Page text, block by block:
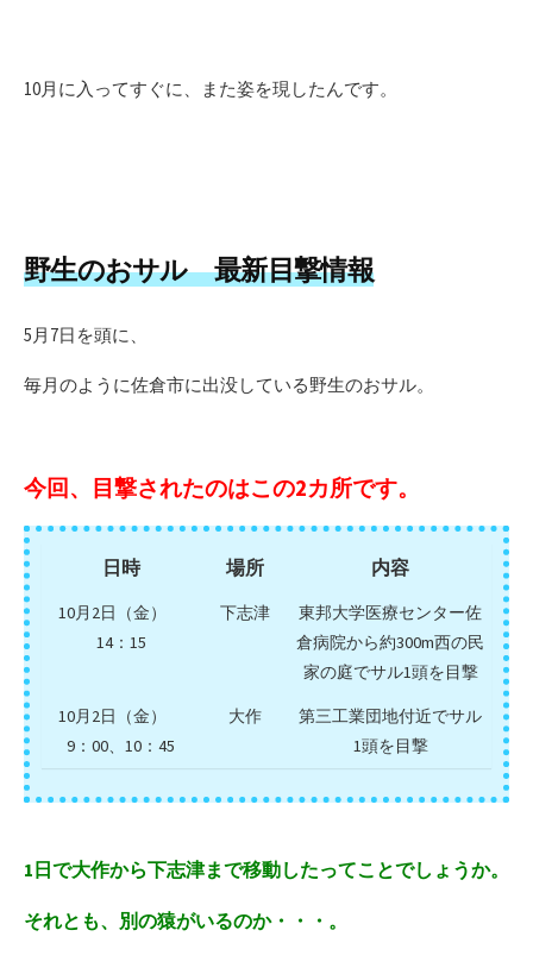
10月に入ってすぐに、また姿を現したんです。
野生のおサル 最新目撃情報
5月7日を頭に、
毎月のように佐倉市に出没している野生のおサル。
今回、目撃されたのはこの2カ所です。
日時 場所 内容
10月2日（金）
14：15
下志津
東邦大学医療センター佐
倉病院から約300m西の民
家の庭でサル1頭を目撃
10月2日（金）
9：00、10：45
大作
第三工業団地付近でサル
1頭を目撃
1日で大作から下志津まで移動したってことでしょうか。
それとも、別の猿がいるのか・・・。